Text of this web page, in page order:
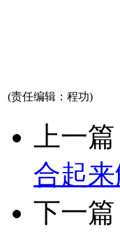
济南网站制
(责任编辑：程功)
上一篇
合起
下一篇